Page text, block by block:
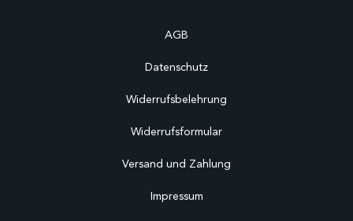
AGB
Datenschutz
Widerrufsbelehrung
Widerrufsformular
Versand und Zahlung
Impressum